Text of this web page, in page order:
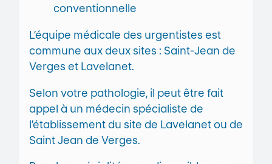
conventionnelle
L’équipe médicale des urgentistes est
commune aux deux sites : Saint-Jean de
Verges et Lavelanet.
Selon votre pathologie, il peut être fait
appel à un médecin spécialiste de
l’établissement du site de Lavelanet ou de
Saint Jean de Verges.